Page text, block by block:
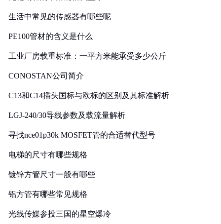
生活中常见的传感器有哪些呢
PE100管材的含义是什么
工业厂房载重标准：一平方米能承受多少公斤
CONOSTAN公司简介
C13和C14插头国标与欧标的区别及其标准解析
LGJ-240/30导线参数及载流量解析
寻找nce01p30k MOSFET管的合适替代型号
电梯的尺寸有哪些规格
镀锌方管尺寸一般有哪些
铝方管有哪些常见规格
光线传媒参投三国的星空爆冷